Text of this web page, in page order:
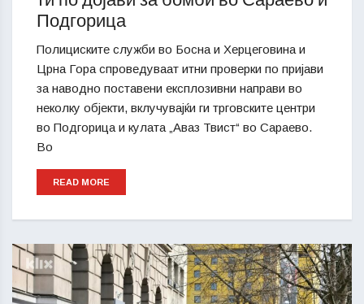
Подгорица
Полициските служби во Босна и Херцеговина и
Црна Гора спроведуваат итни проверки по пријави
за наводно поставени експлозивни направи во
неколку објекти, вклучувајќи ги трговските центри
во Подгорица и кулата „Аваз Твист“ во Сараево.
Во
READ MORE